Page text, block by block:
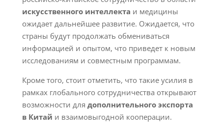
искусственного интеллекта и медицины
ожидает дальнейшее развитие. Ожидается, что
страны будут продолжать обмениваться
информацией и опытом, что приведет к новым
исследованиям и совместным программам.
Кроме того, стоит отметить, что такие усилия в
рамках глобального сотрудничества открывают
возможности для дополнительного экспорта
в Китай и взаимовыгодной кооперации.